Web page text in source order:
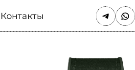
Контакты